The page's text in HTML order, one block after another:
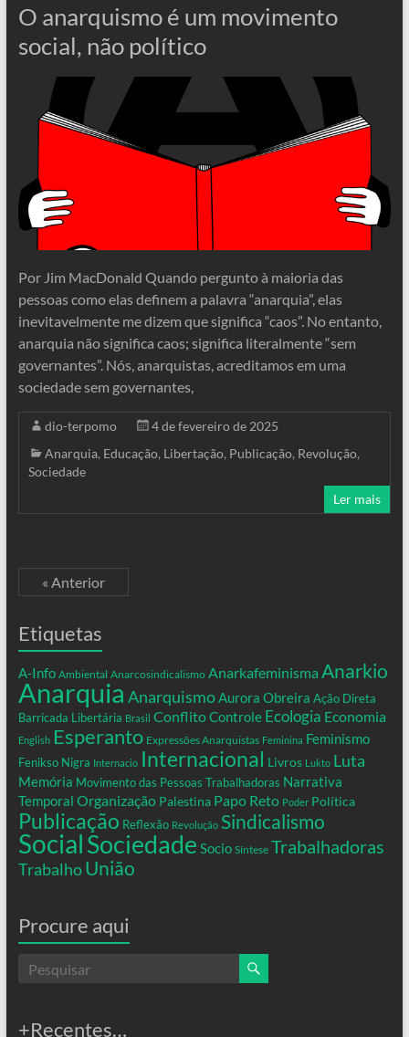
O anarquismo é um movimento
social, não político
Por Jim MacDonald Quando pergunto à maioria das
pessoas como elas definem a palavra “anarquia”, elas
inevitavelmente me dizem que significa “caos”. No entanto,
anarquia não significa caos; significa literalmente “sem
governantes”. Nós, anarquistas, acreditamos em uma
sociedade sem governantes,
dio-terpomo
4 de fevereiro de 2025
Anarquia, Educação, Libertação, Publicação, Revolução,
Sociedade
Ler mais
« Anterior
Etiquetas
A-Info Ambiental Anarcosindicalismo Anarkafeminisma Anarkio
Anarquia AnarquismoAurora Obreira Ação Direta
Barricada Libertária Brasil ConflitoControle Ecologia Economia
English Esperanto Expressões Anarquistas Feminina Feminismo
Fenikso Nigra Internacio Internacional Livros Lukto Luta
Memória Movimento das Pessoas Trabalhadoras Narrativa
Temporal Organização Palestina Papo Reto Poder Política
Publicação Reflexão Revolução Sindicalismo
SocialSociedade Socio Síntese Trabalhadoras
Trabalho União
Procure aqui
+Recentes…